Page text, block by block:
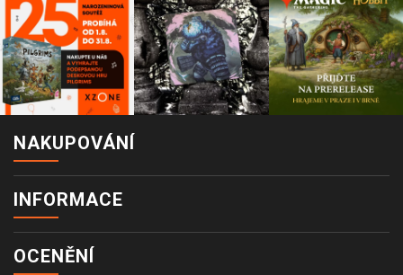
NAKUPOVÁNÍ
INFORMACE
OCENĚNÍ